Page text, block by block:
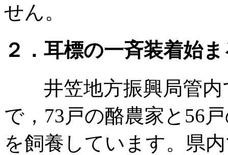
せん。
２．耳標の一斉装着始
井笠地方振興局管内
で，73戸の酪農家と56
を飼養しています。県